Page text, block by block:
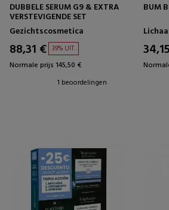
DUBBELE SERUM G9 & EXTRA
VERSTEVIGENDE SET
Gezichtscosmetica
88,31 € 39% UIT.
Normale prijs 145,50 €
1 beoordelingen
BUM